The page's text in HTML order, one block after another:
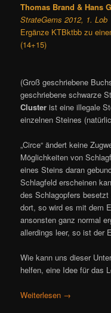
Thomas Brand & Hans
StrateGems 2012, 1. Lob
Ergänze KTBktbb zu
(14+15)
(Groß geschriebene
geschriebene schwarze
Cluster ist eine illegale
einzelnen Steines
„Circe“ ändert keine
Möglichkeiten von
eines Steins daran
Schlagfeld erscheinen
des Schlagopfers
dort, so wird es mit dem
ansonsten ganz normal
allerdings leer, so ist der
Wie kann uns dieser
helfen, eine Idee für das
Weiterlesen →